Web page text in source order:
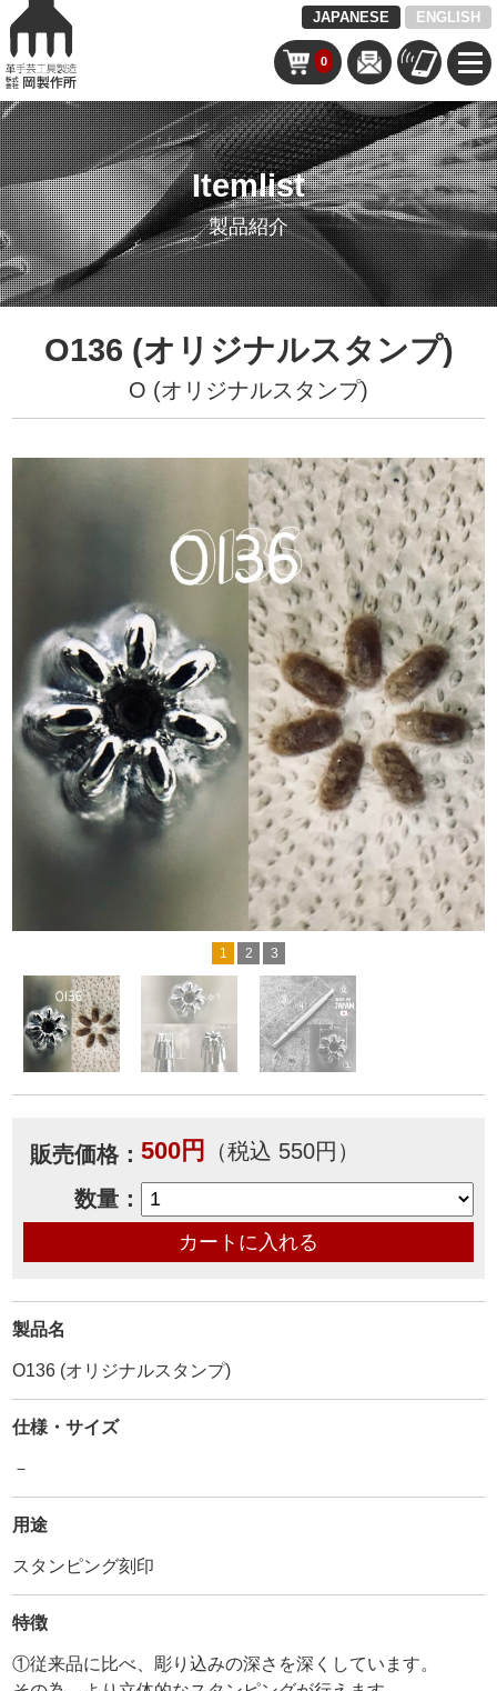
JAPANESE ENGLISH
0
Itemlist
製品紹介
O136 (オリジナルスタンプ)
O (オリジナルスタンプ)
1 2 3
販売価格： 500円
（税込 550円）
数量：
製品名
O136 (オリジナルスタンプ)
仕様・サイズ
－
用途
スタンピング刻印
特徴
①従来品に比べ、彫り込みの深さを深くしています。